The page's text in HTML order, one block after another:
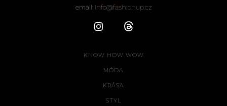
email: info@fashionup.cz
KNOW HOW WOW
MÓDA
KRÁSA
STYL